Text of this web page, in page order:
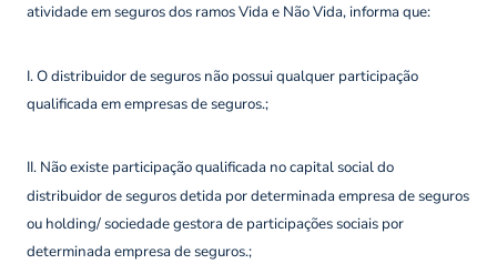
atividade em seguros dos ramos Vida e Não Vida, informa que:
I. O distribuidor de seguros não possui qualquer participação
qualificada em empresas de seguros.;
II. Não existe participação qualificada no capital social do
distribuidor de seguros detida por determinada empresa de seguros
ou holding/ sociedade gestora de participações sociais por
determinada empresa de seguros.;